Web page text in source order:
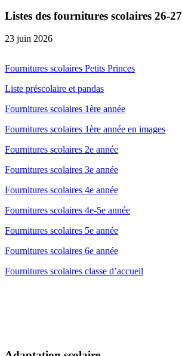
Listes des fournitures scolaires 26-27
23 juin 2026
Fournitures scolaires Petits Princes
Liste préscolaire et pandas
Fournitures scolaires 1ère année
Fournitures scolaires 1ère année en images
Fournitures scolaires 2e année
Fournitures scolaires 3e année
Fournitures scolaires 4e année
Fournitures scolaires 4e-5e année
Fournitures scolaires 5e année
Fournitures scolaires 6e année
Fournitures scolaires classe d’accueil